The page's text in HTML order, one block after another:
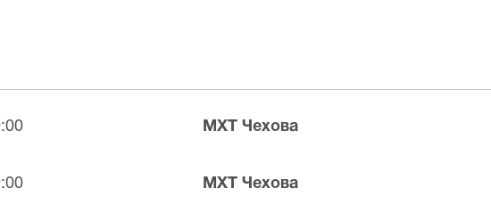
доставку по Москве в течение не более 2-х часов. Бесплатная
в пределах МКАД возле метро или в пешей доступности. Оплатить заказ
МХТ Чехова
МХТ Чехова